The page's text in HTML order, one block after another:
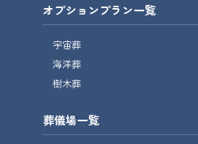
オプションプラン一覧
宇宙葬
海洋葬
樹木葬
葬儀場一覧